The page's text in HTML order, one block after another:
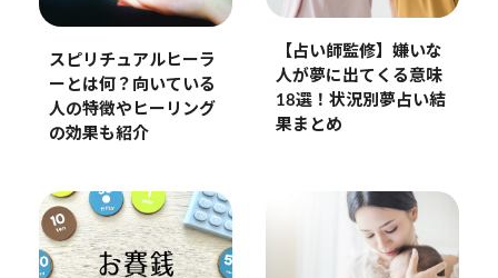
スピリチュアルヒーラ
ーとは何？向いている
人の特徴やヒーリング
の効果も紹介
【占い師監修】嫌いな
人が夢に出てくる意味
18選！状況別夢占い結
果まとめ